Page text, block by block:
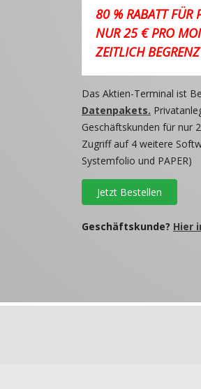
80 % RABATT FÜR
NUR 25 € PRO
ZEITLICH
Das Aktien-Terminal ist
Datenpakets.
Geschäftskunden für nur
Zugriff auf 4 weitere
Systemfolio und PAPER)
Jetzt Bestellen
Geschäftskunde? Hier